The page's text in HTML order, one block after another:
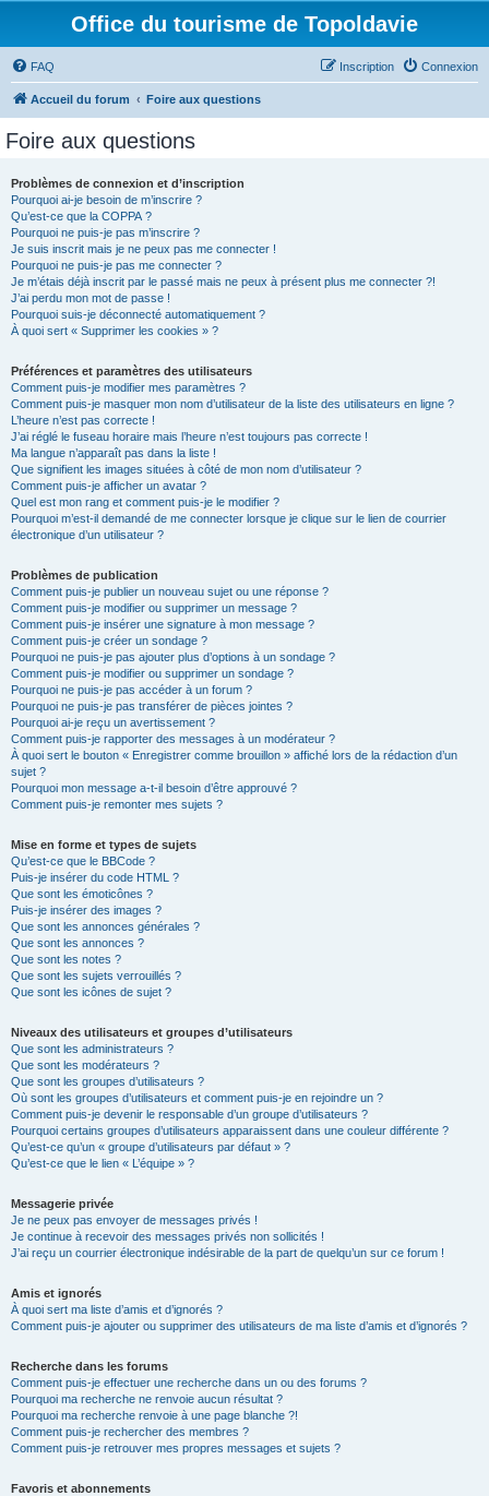
Office du tourisme de Topoldavie
FAQ Connexion
Inscription
Accueil du forum Foire aux questions
Foire aux questions
Problèmes de connexion et d’inscription
Pourquoi ai-je besoin de m’inscrire ?
Qu’est-ce que la COPPA ?
Pourquoi ne puis-je pas m’inscrire ?
Je suis inscrit mais je ne peux pas me connecter !
Pourquoi ne puis-je pas me connecter ?
Je m’étais déjà inscrit par le passé mais ne peux à présent plus me connecter ?!
J’ai perdu mon mot de passe !
Pourquoi suis-je déconnecté automatiquement ?
À quoi sert « Supprimer les cookies » ?
Préférences et paramètres des utilisateurs
Comment puis-je modifier mes paramètres ?
Comment puis-je masquer mon nom d’utilisateur de la liste des utilisateurs en ligne ?
L’heure n’est pas correcte !
J’ai réglé le fuseau horaire mais l’heure n’est toujours pas correcte !
Ma langue n’apparaît pas dans la liste !
Que signifient les images situées à côté de mon nom d’utilisateur ?
Comment puis-je afficher un avatar ?
Quel est mon rang et comment puis-je le modifier ?
Pourquoi m’est-il demandé de me connecter lorsque je clique sur le lien de courrier
électronique d’un utilisateur ?
Problèmes de publication
Comment puis-je publier un nouveau sujet ou une réponse ?
Comment puis-je modifier ou supprimer un message ?
Comment puis-je insérer une signature à mon message ?
Comment puis-je créer un sondage ?
Pourquoi ne puis-je pas ajouter plus d’options à un sondage ?
Comment puis-je modifier ou supprimer un sondage ?
Pourquoi ne puis-je pas accéder à un forum ?
Pourquoi ne puis-je pas transférer de pièces jointes ?
Pourquoi ai-je reçu un avertissement ?
Comment puis-je rapporter des messages à un modérateur ?
À quoi sert le bouton « Enregistrer comme brouillon » affiché lors de la rédaction d’un
sujet ?
Pourquoi mon message a-t-il besoin d’être approuvé ?
Comment puis-je remonter mes sujets ?
Mise en forme et types de sujets
Qu’est-ce que le BBCode ?
Puis-je insérer du code HTML ?
Que sont les émoticônes ?
Puis-je insérer des images ?
Que sont les annonces générales ?
Que sont les annonces ?
Que sont les notes ?
Que sont les sujets verrouillés ?
Que sont les icônes de sujet ?
Niveaux des utilisateurs et groupes d’utilisateurs
Que sont les administrateurs ?
Que sont les modérateurs ?
Que sont les groupes d’utilisateurs ?
Où sont les groupes d’utilisateurs et comment puis-je en rejoindre un ?
Comment puis-je devenir le responsable d’un groupe d’utilisateurs ?
Pourquoi certains groupes d’utilisateurs apparaissent dans une couleur différente ?
Qu’est-ce qu’un « groupe d’utilisateurs par défaut » ?
Qu’est-ce que le lien « L’équipe » ?
Messagerie privée
Je ne peux pas envoyer de messages privés !
Je continue à recevoir des messages privés non sollicités !
J’ai reçu un courrier électronique indésirable de la part de quelqu’un sur ce forum !
Amis et ignorés
À quoi sert ma liste d’amis et d’ignorés ?
Comment puis-je ajouter ou supprimer des utilisateurs de ma liste d’amis et d’ignorés ?
Recherche dans les forums
Comment puis-je effectuer une recherche dans un ou des forums ?
Pourquoi ma recherche ne renvoie aucun résultat ?
Pourquoi ma recherche renvoie à une page blanche ?!
Comment puis-je rechercher des membres ?
Comment puis-je retrouver mes propres messages et sujets ?
Favoris et abonnements